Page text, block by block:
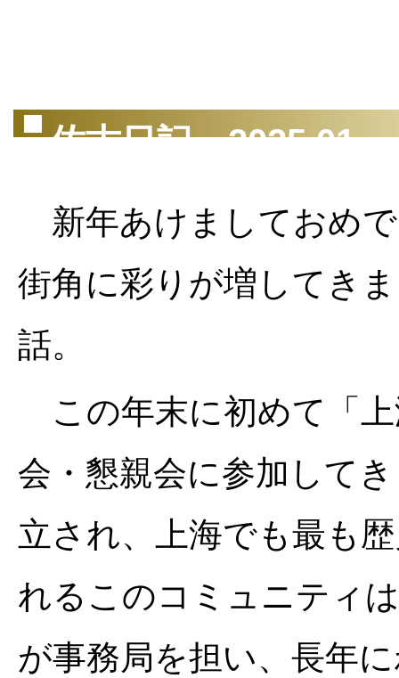
佐古日記 2025.01
新年あけましておめ
街角に彩りが増してき
話。
この年末に初めて「
会・懇親会に参加して
立され、上海でも最も
れるこのコミュニティ
が事務局を担い、長年